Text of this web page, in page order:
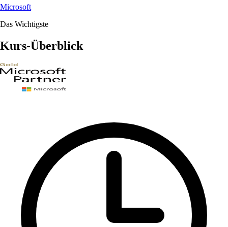
Microsoft
Das Wichtigste
Kurs-Überblick